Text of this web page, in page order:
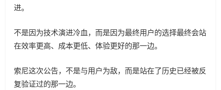
进。
不是因为技术演进冷血，而是因为最终用户的选择最终会站
在效率更高、成本更低、体验更好的那一边。
索尼这次公告，不是与用户为敌，而是站在了历史已经被反
复验证过的那一边。